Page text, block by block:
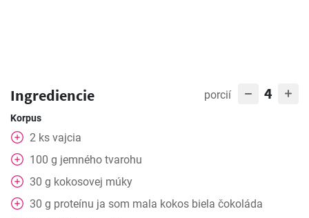
Ingrediencie porcií 4
Korpus
2 ks vajcia
100 g jemného tvarohu
30 g kokosovej múky
30 g proteínu ja som mala kokos biela čokoláda